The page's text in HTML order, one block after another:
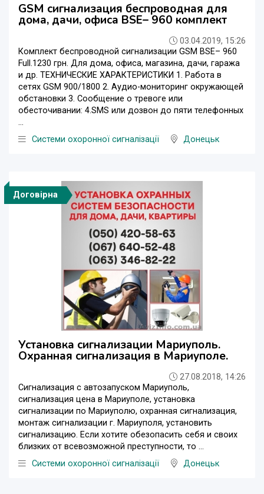
GSM сигнализация беспроводная для
дома, дачи, офиса BSE– 960 комплект
03.04.2019, 15:26
Комплект беспроводной сигнализации GSM BSE– 960
Full.1230 грн. Для дома, офиса, магазина, дачи, гаража
и др. ТЕХНИЧЕСКИЕ ХАРАКТЕРИСТИКИ 1. Работа в
сетях GSM 900/1800 2. Аудио-мониторинг окружающей
обстановки 3. Сообщение о тревоге или
обесточивании: 4.SMS или дозвон до пяти телефонных
...
Системи охоронної сигналізації
Донецьк
Договірна
Установка сигнализации Мариуполь.
Охранная сигнализация в Мариуполе.
27.08.2018, 14:26
Сигнализация с автозапуском Мариуполь,
сигнализация цена в Мариуполе, установка
сигнализации по Мариуполю, охранная сигнализация,
монтаж сигнализации г. Мариуполя, установить
сигнализацию. Если хотите обезопасить себя и своих
близких от всевозможной преступности, то ...
Системи охоронної сигналізації
Донецьк